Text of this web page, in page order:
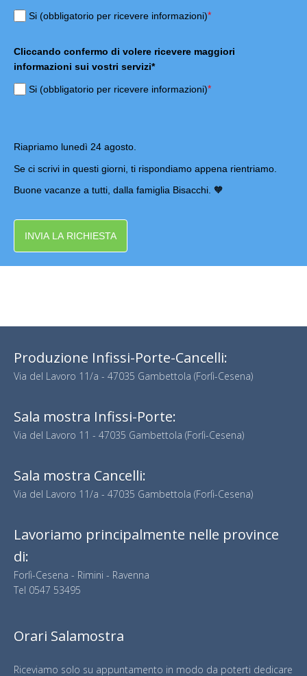
Si (obbligatorio per ricevere informazioni)*
Cliccando confermo di volere ricevere maggiori
informazioni sui vostri servizi*
Si (obbligatorio per ricevere informazioni)*
Riapriamo lunedì 24 agosto.
Se ci scrivi in questi giorni, ti rispondiamo appena rientriamo.
Buone vacanze a tutti, dalla famiglia Bisacchi. 🧡
INVIA LA RICHIESTA
Produzione Infissi-Porte-Cancelli:
Via del Lavoro 11/a - 47035 Gambettola (Forlì-Cesena)
Sala mostra Infissi-Porte:
Via del Lavoro 11 - 47035 Gambettola (Forlì-Cesena)
Sala mostra Cancelli:
Via del Lavoro 11/a - 47035 Gambettola (Forlì-Cesena)
Lavoriamo principalmente nelle province
di:
Forlì-Cesena - Rimini - Ravenna
Tel 0547 53495
Orari Salamostra
Riceviamo solo su appuntamento in modo da poterti dedicare